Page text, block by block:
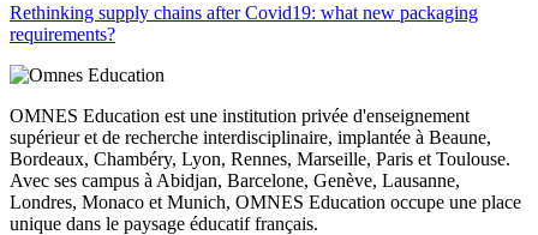
Rethinking supply chains after Covid19: what new packaging
requirements?
OMNES Education est une institution privée d'enseignement
supérieur et de recherche interdisciplinaire, implantée à Beaune,
Bordeaux, Chambéry, Lyon, Rennes, Marseille, Paris et Toulouse.
Avec ses campus à Abidjan, Barcelone, Genève, Lausanne,
Londres, Monaco et Munich, OMNES Education occupe une place
unique dans le paysage éducatif français.